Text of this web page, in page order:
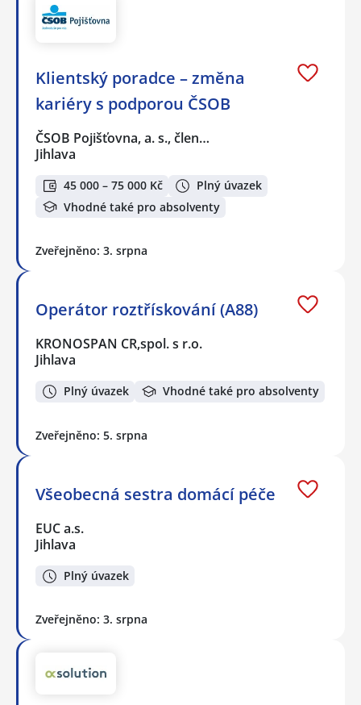
Klientský poradce – změna
kariéry s podporou ČSOB
ČSOB Pojišťovna, a. s., člen…
Jihlava
45 000 – 75 000 Kč
Plný úvazek
Vhodné také pro absolventy
Zveřejněno: 3. srpna
Operátor roztřískování (A88)
KRONOSPAN CR,spol. s r.o.
Jihlava
Plný úvazek Vhodné také pro absolventy
Zveřejněno: 5. srpna
Všeobecná sestra domácí péče
EUC a.s.
Jihlava
Plný úvazek
Zveřejněno: 3. srpna